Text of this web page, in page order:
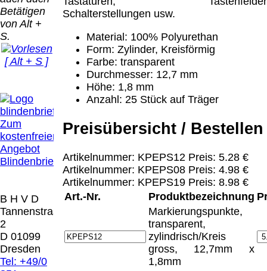
Betätigen
von Alt +
S.
[ Alt + S ]
Zum
kostenfreien
Angebot
Blindenbrief
B H V D
Tannenstrasse
2
D 01099
Dresden
Tel: +49/0
Schalterstellungen usw.
Material: 100% Polyurethan
Form: Zylinder, Kreisförmig
Farbe: transparent
Durchmesser: 12,7 mm
Höhe: 1,8 mm
Anzahl: 25 Stück auf Träger
Preisübersicht / Bestellen
Artikelnummer: KPEPS12 Preis: 5.28 €
Artikelnummer: KPEPS08 Preis: 4.98 €
Artikelnummer: KPEPS19 Preis: 8.98 €
Art.-Nr.
Produktbezeichnung
Markierungspunkte,
transparent,
zylindrisch/Kreis
gross, 12,7mm x
1,8mm
Der Versand erfolgt
als versichertes
Paket.
Selbstabholung
vom Büro oder
Ausstellungen:
0.00 €
Versandart
Email z.B. einen
Lizenzschlüssel
und die
Rechnung /
Lieferschein. Sie
erhalten also
Datenträger.
Die in diesem Dokument genannten
Warenzeichen sind Eigentum der jeweiligen
Firmen. Preisänderungen, Irrtümer und
technische Änderungen vorbehalten.
letzte Änderung: 10. März 2026 Blinden
Hilfsmittel Vertrieb Dresden,
Mit einem Urteil vom 12.05.1998 - 312 O
85/98 - Haftung für Links hat das Landgericht
[ 7247 ]